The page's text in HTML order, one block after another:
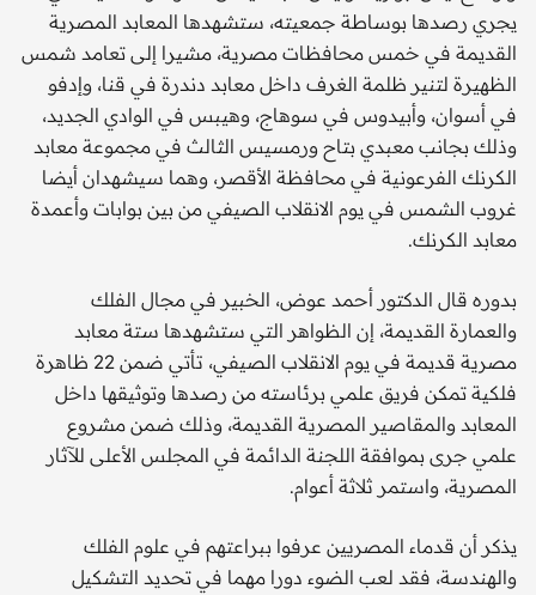
يجري رصدها بوساطة جمعيته، ستشهدها المعابد المصرية
القديمة في خمس محافظات مصرية، مشيرا إلى تعامد شمس
الظهيرة لتنير ظلمة الغرف داخل معابد دندرة في قنا، وإدفو
في أسوان، وأبيدوس في سوهاج، وهيبس في الوادي الجديد،
وذلك بجانب معبدي بتاح ورمسيس الثالث في مجموعة معابد
الكرنك الفرعونية في محافظة الأقصر، وهما سيشهدان أيضا
غروب الشمس في يوم الانقلاب الصيفي من بين بوابات وأعمدة
معابد الكرنك.
بدوره قال الدكتور أحمد عوض، الخبير في مجال الفلك
والعمارة القديمة، إن الظواهر التي ستشهدها ستة معابد
مصرية قديمة في يوم الانقلاب الصيفي، تأتي ضمن 22 ظاهرة
فلكية تمكن فريق علمي برئاسته من رصدها وتوثيقها داخل
المعابد والمقاصير المصرية القديمة، وذلك ضمن مشروع
علمي جرى بموافقة اللجنة الدائمة في المجلس الأعلى للآثار
المصرية، واستمر ثلاثة أعوام.
يذكر أن قدماء المصريين عرفوا ببراعتهم في علوم الفلك
والهندسة، فقد لعب الضوء دورا مهما في تحديد التشكيل